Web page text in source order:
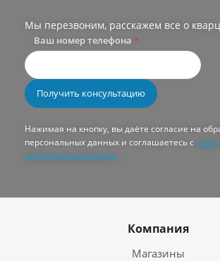
Мы перезвоним, расскажем все о
Ваш номер телефона *
Нажимая на кнопку, вы даёте согласие на
персональных данных и соглашаетесь с
конфиденциальности
Компания
Магазины